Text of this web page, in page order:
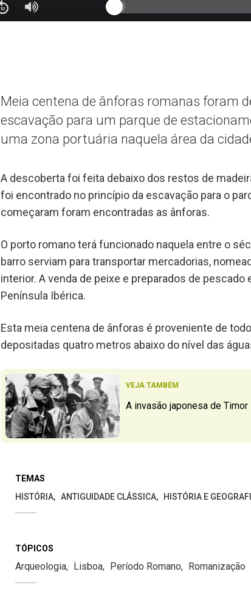
Meia centena de ânforas romanas foram
escavação para um parque de
uma zona portuária naquela área da
A descoberta foi feita debaixo dos restos de
foi encontrado no princípio da escavação para o
começaram foram encontradas as ânforas.
O porto romano terá funcionado naquela entre o
barro serviam para transportar mercadorias,
interior. A venda de peixe e preparados de
Península Ibérica.
Esta meia centena de ânforas é proveniente de
depositadas quatro metros abaixo do nível das
VEJA TAMBÉM
A invasão japonesa de Timor
TEMAS
HISTÓRIA
ANTIGUIDADE CLÁSSICA HISTÓRIA E
TÓPICOS
Arqueologia Lisboa Período Romano Romanização